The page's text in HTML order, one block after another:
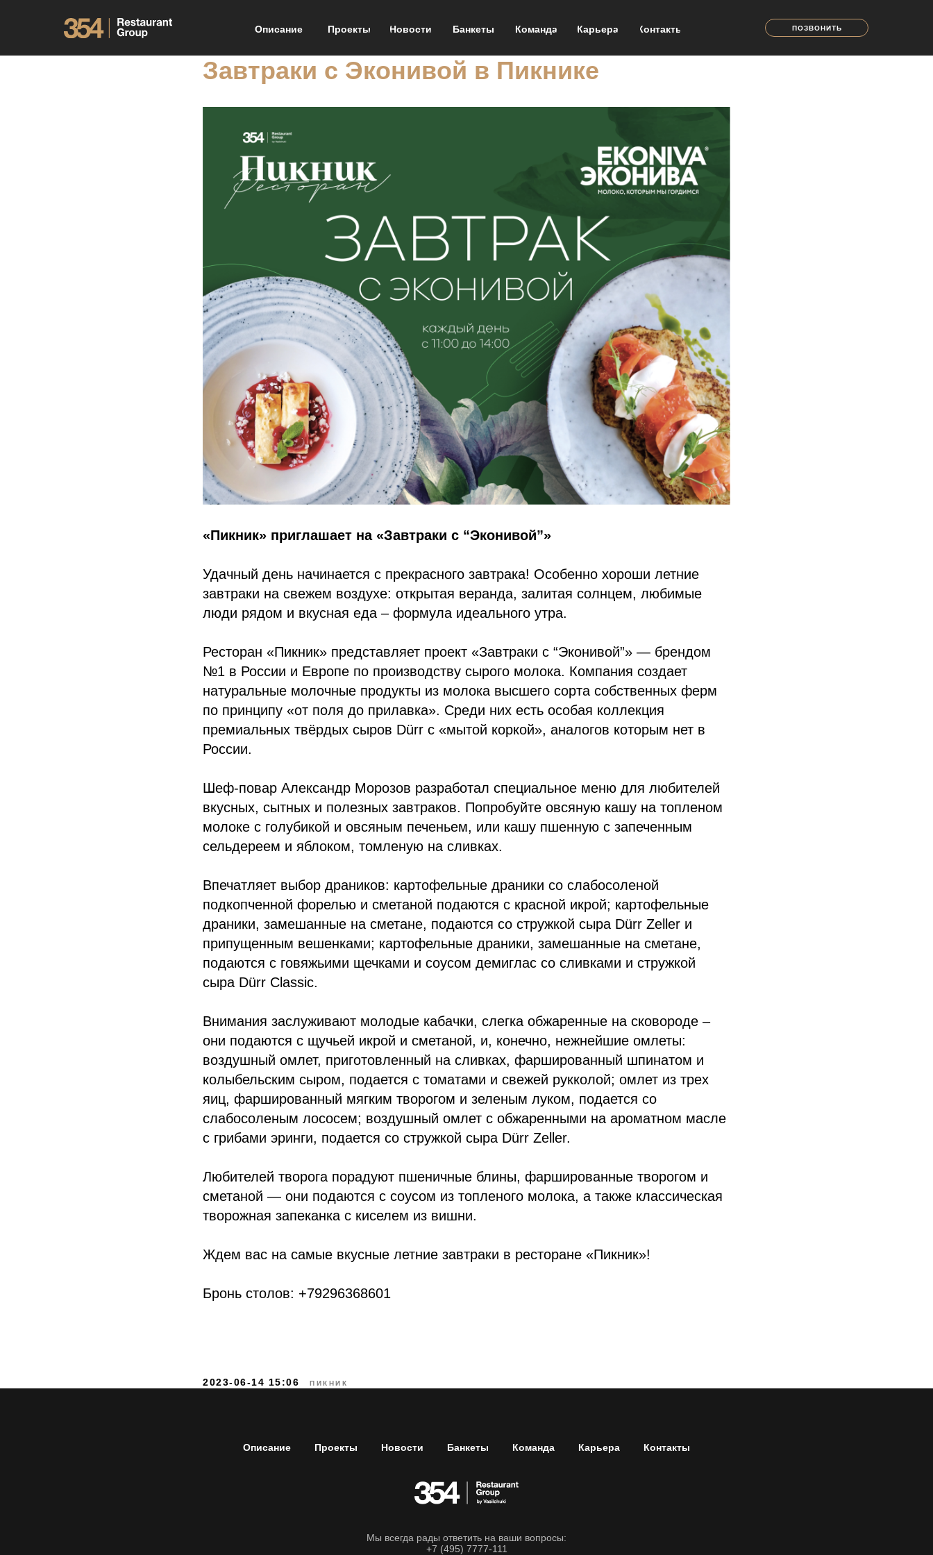
Описание Проекты Новости Банкеты Команда Карьера ПОЗВОНИТЬ
Контакты
Завтраки с Эконивой в Пикнике
«Пикник» приглашает на «Завтраки с “Эконивой”»
Удачный день начинается с прекрасного завтрака! Особенно хороши летние
завтраки на свежем воздухе: открытая веранда, залитая солнцем, любимые
люди рядом и вкусная еда – формула идеального утра.
Ресторан «Пикник» представляет проект «Завтраки с “Эконивой”» — брендом
№1 в России и Европе по производству сырого молока. Компания создает
натуральные молочные продукты из молока высшего сорта собственных ферм
по принципу «от поля до прилавка». Среди них есть особая коллекция
премиальных твёрдых сыров Dürr с «мытой коркой», аналогов которым нет в
России.
Шеф-повар Александр Морозов разработал специальное меню для любителей
вкусных, сытных и полезных завтраков. Попробуйте овсяную кашу на топленом
молоке с голубикой и овсяным печеньем, или кашу пшенную с запеченным
сельдереем и яблоком, томленую на сливках.
Впечатляет выбор драников: картофельные драники со слабосоленой
подкопченной форелью и сметаной подаются с красной икрой; картофельные
драники, замешанные на сметане, подаются со стружкой сыра Dürr Zeller и
припущенным вешенками; картофельные драники, замешанные на сметане,
подаются с говяжьими щечками и соусом демиглас со сливками и стружкой
сыра Dürr Classic.
Внимания заслуживают молодые кабачки, слегка обжаренные на сковороде –
они подаются с щучьей икрой и сметаной, и, конечно, нежнейшие омлеты:
воздушный омлет, приготовленный на сливках, фаршированный шпинатом и
колыбельским сыром, подается с томатами и свежей рукколой; омлет из трех
яиц, фаршированный мягким творогом и зеленым луком, подается со
слабосоленым лососем; воздушный омлет с обжаренными на ароматном масле
с грибами эринги, подается со стружкой сыра Dürr Zeller.
Любителей творога порадуют пшеничные блины, фаршированные творогом и
сметаной — они подаются с соусом из топленого молока, а также классическая
творожная запеканка с киселем из вишни.
Ждем вас на самые вкусные летние завтраки в ресторане «Пикник»!
Бронь столов: +79296368601
2023-06-14 15:06 ПИКНИК
Описание Проекты Новости Банкеты Команда Карьера Контакты
Мы всегда рады ответить на ваши вопросы:
+7 (495) 7777-111